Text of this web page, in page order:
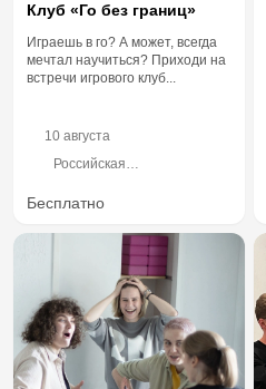
Клуб «Го без границ»
Играешь в го? А может, всегда
мечтал научиться? Приходи на
встречи игрового клуб...
10 августа
Российская
библиотека для молодежи,
улица, 4к1
Бесплатно